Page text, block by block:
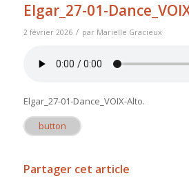
Elgar_27-01-
2 février 2026 / par Marielle Gracieux
Elgar_27-01-Dance_VOIX-Alto.
button
Partager cet article